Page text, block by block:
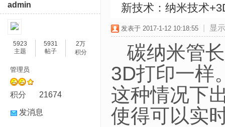
admin
5923
主题
5931
帖子
2万
积分
管理员
积分 21674
发消息
新技术：纳米技术
发表于 2017-1-12 10:18:55 显
碳纳米管
3D打印一样
这种情况下
使得可以实